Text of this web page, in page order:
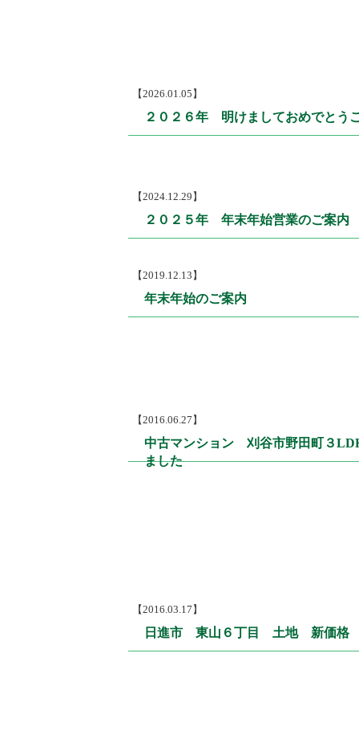
【2026.01.05】
２０２６年 明けましておめでとう
【2024.12.29】
２０２５年 年末年始営業のご案内
【2019.12.13】
年末年始のご案内
【2016.06.27】
中古マンション 刈谷市野田町３
ました
【2016.03.17】
日進市 東山６丁目 土地 新価格